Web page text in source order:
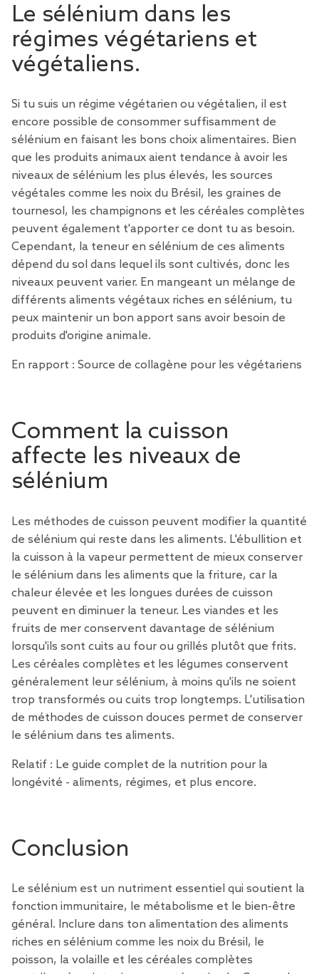
Le sélénium dans les
régimes végétariens et
végétaliens.
Si tu suis un régime végétarien ou végétalien, il est
encore possible de consommer suffisamment de
sélénium en faisant les bons choix alimentaires. Bien
que les produits animaux aient tendance à avoir les
niveaux de sélénium les plus élevés, les sources
végétales comme les noix du Brésil, les graines de
tournesol, les champignons et les céréales complètes
peuvent également t'apporter ce dont tu as besoin.
Cependant, la teneur en sélénium de ces aliments
dépend du sol dans lequel ils sont cultivés, donc les
niveaux peuvent varier. En mangeant un mélange de
différents aliments végétaux riches en sélénium, tu
peux maintenir un bon apport sans avoir besoin de
produits d'origine animale.
En rapport : Source de collagène pour les végétariens
Comment la cuisson
affecte les niveaux de
sélénium
Les méthodes de cuisson peuvent modifier la quantité
de sélénium qui reste dans les aliments. L'ébullition et
la cuisson à la vapeur permettent de mieux conserver
le sélénium dans les aliments que la friture, car la
chaleur élevée et les longues durées de cuisson
peuvent en diminuer la teneur. Les viandes et les
fruits de mer conservent davantage de sélénium
lorsqu'ils sont cuits au four ou grillés plutôt que frits.
Les céréales complètes et les légumes conservent
généralement leur sélénium, à moins qu'ils ne soient
trop transformés ou cuits trop longtemps. L'utilisation
de méthodes de cuisson douces permet de conserver
le sélénium dans tes aliments.
Relatif : Le guide complet de la nutrition pour la
longévité - aliments, régimes, et plus encore.
Conclusion
Le sélénium est un nutriment essentiel qui soutient la
fonction immunitaire, le métabolisme et le bien-être
général. Inclure dans ton alimentation des aliments
riches en sélénium comme les noix du Brésil, le
poisson, la volaille et les céréales complètes